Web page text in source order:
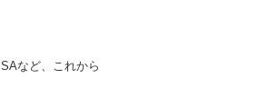
など、これから